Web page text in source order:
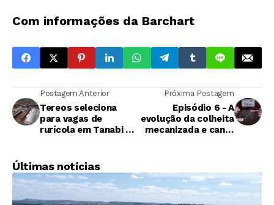
Com informações da Barchart
Postagem Anterior
Tereos seleciona
para vagas de
rurícola em Tanabi e
Próxima Postagem
Episódio 6 - A
evolução da colheita
mecanizada e cana-
Últimas notícias